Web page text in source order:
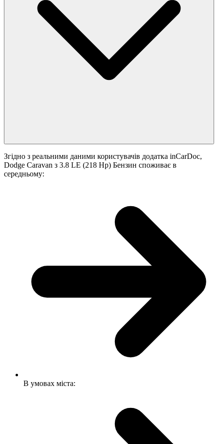
Згідно з реальними даними користувачів додатка inCarDoc,
Dodge Caravan з 3.8 LE (218 Hp) Бензин споживає в
середньому:
В умовах міста: